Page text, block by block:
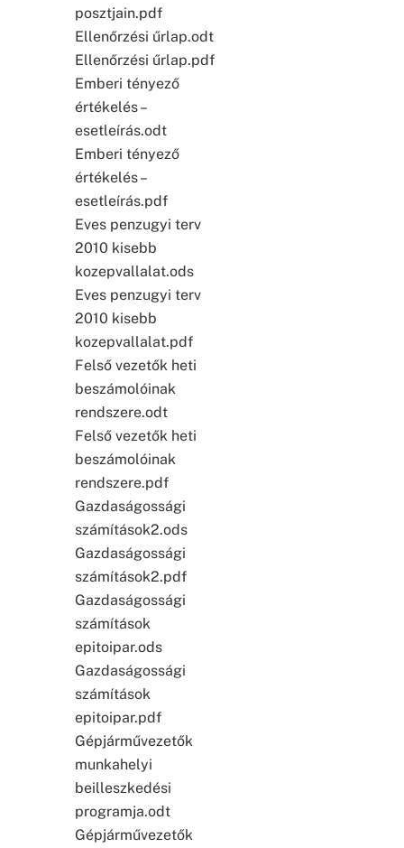
posztjain.pdf
Ellenőrzési űrlap.odt
Ellenőrzési űrlap.pdf
Emberi tényező
értékelés –
esetleírás.odt
Emberi tényező
értékelés –
esetleírás.pdf
Eves penzugyi terv
2010 kisebb
kozepvallalat.ods
Eves penzugyi terv
2010 kisebb
kozepvallalat.pdf
Felső vezetők heti
beszámolóinak
rendszere.odt
Felső vezetők heti
beszámolóinak
rendszere.pdf
Gazdaságossági
számítások2.ods
Gazdaságossági
számítások2.pdf
Gazdaságossági
számítások
epitoipar.ods
Gazdaságossági
számítások
epitoipar.pdf
Gépjárművezetők
munkahelyi
beilleszkedési
programja.odt
Gépjárművezetők